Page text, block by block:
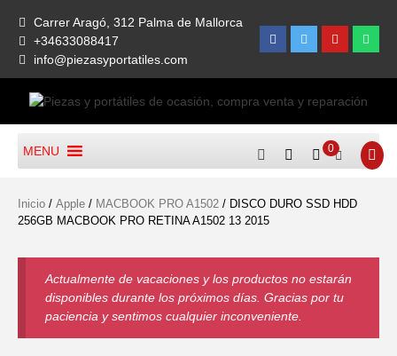
content
Carrer Aragó, 312 Palma de Mallorca
+34633088417
info@piezasyportatiles.com
Facebook
TwitterYoutube
Piezas Y Portátiles De
Ocasión, Compra Venta Y
Reparación
Teclados, Baterías, Carcasas, Placas, Gráficas, Procesadores,
MENU 0
Inicio / Apple / MACBOOK PRO A1502 / DISCO DURO SSD HDD
256GB MACBOOK PRO RETINA A1502 13 2015
Actualmente de vacaciones y los productos no estarán
disponibles durante los próximos días. Gracias por tu
paciencia y sentimos cualquier inconveniente.